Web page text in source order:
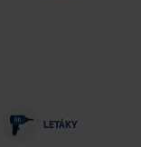
LETÁKY